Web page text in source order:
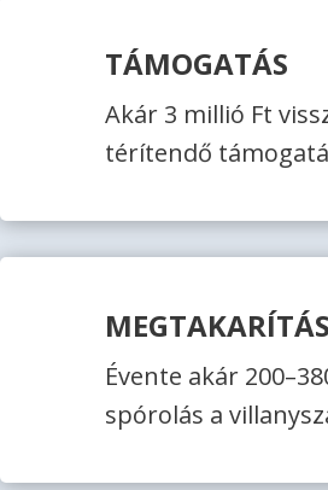
TÁMOGATÁS
Akár 3 millió Ft
térítendő
MEGTAKARÍTÁS
Évente akár
spórolás a